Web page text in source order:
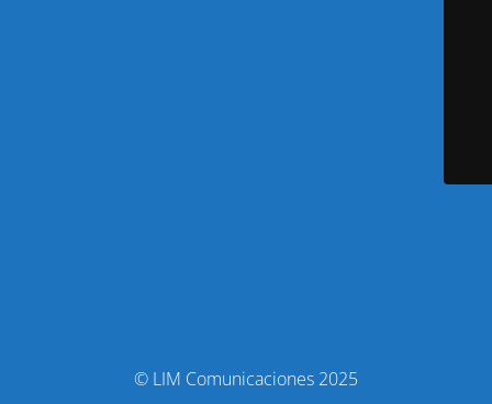
© LIM Comunicaciones 2025